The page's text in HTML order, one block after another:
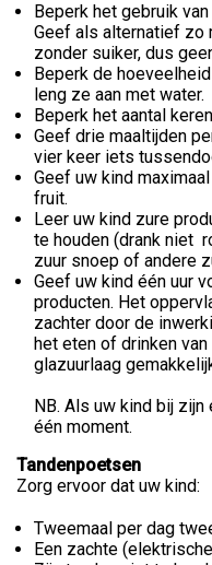
Beperk het gebruik
Geef als alternatief zo
zonder suiker, dus
Beperk de
leng ze aan met water.
Beperk het aantal
Geef drie maaltijden
vier keer iets
Geef uw kind
fruit.
Leer uw kind zure
te houden (drank niet
zuur snoep of andere
Geef uw kind één uur
producten. Het
zachter door de
het eten of drinken
glazuurlaag
NB. Als uw kind bij
één moment.
Tandenpoetsen
Zorg ervoor dat uw kind:
Tweemaal per dag
Een zachte